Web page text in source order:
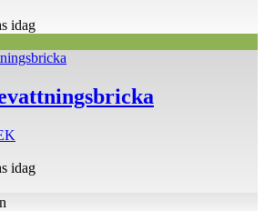
idag
till
idag